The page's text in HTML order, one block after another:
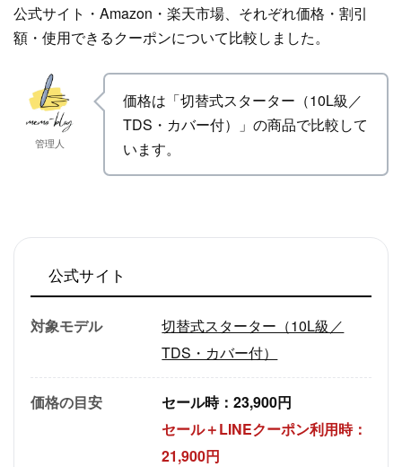
公式サイト・Amazon・楽天市場、それぞれ価格・割引
額・使用できるクーポンについて比較しました。
管理人
価格は「切替式スターター（10L級／
TDS・カバー付）
」の商品で比較して
います。
公式サイト
対象モデル
切替式スターター（10L級／
TDS・カバー付）
価格の目安
セール時：23,900円
セール＋LINEクーポン利用時：
21,900円